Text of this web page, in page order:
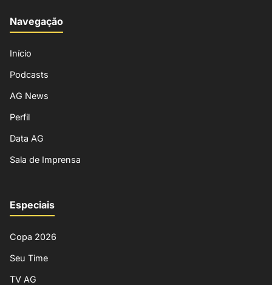
Navegação
Início
Podcasts
AG News
Perfil
Data AG
Sala de Imprensa
Especiais
Copa 2026
Seu Time
TV AG